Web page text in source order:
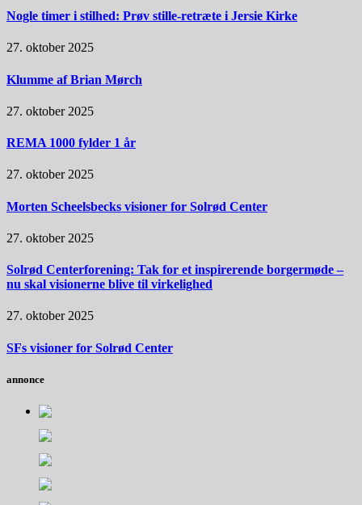
Nogle timer i stilhed: Prøv stille-retræte i Jersie Kirke
27. oktober 2025
Klumme af Brian Mørch
27. oktober 2025
REMA 1000 fylder 1 år
27. oktober 2025
Morten Scheelsbecks visioner for Solrød Center
27. oktober 2025
Solrød Centerforening: Tak for et inspirerende borgermøde –
nu skal visionerne blive til virkelighed
27. oktober 2025
SFs visioner for Solrød Center
annonce